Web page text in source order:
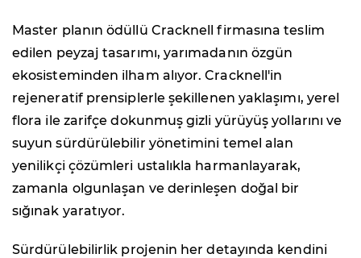
Master planın ödüllü Cracknell firmasına teslim
edilen peyzaj tasarımı, yarımadanın özgün
ekosisteminden ilham alıyor. Cracknell'in
rejeneratif prensiplerle şekillenen yaklaşımı, yerel
flora ile zarifçe dokunmuş gizli yürüyüş yollarını ve
suyun sürdürülebilir yönetimini temel alan
yenilikçi çözümleri ustalıkla harmanlayarak,
zamanla olgunlaşan ve derinleşen doğal bir
sığınak yaratıyor.
Sürdürülebilirlik projenin her detayında kendini